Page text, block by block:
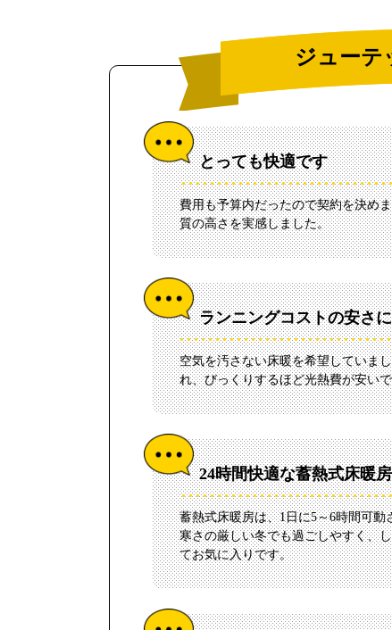
ジューテ
とっても快適です
費用も予算内だったので契約を決め
質の高さを実感しました。
ランニングコストの安さ
空気を汚さない床暖を希望していま
れ、びっくりするほど光熱費が安い
24時間快適な蓄熱式床暖房
蓄熱式床暖房は、1日に5～6時間可
寒さの厳しい冬でも過ごしやすく、
てお気に入りです。